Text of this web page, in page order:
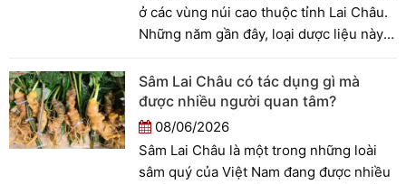
ở các vùng núi cao thuộc tỉnh Lai Châu.
Những năm gần đây, loại dược liệu này
giá trị kinh tế và tiềm năng ứng dụng
trong chăm sóc sức khỏe. Vậy sâm Lai
Châu tên khoa học là gì, có những đặc
điểm nào để nhận biết và giá trị dược
liệu ra sao?
Sâm Lai Châu có tác dụng gì mà
được nhiều người quan tâm?
08/06/2026
Sâm Lai Châu là một trong những loài
sâm quý của Việt Nam đang được nhiều